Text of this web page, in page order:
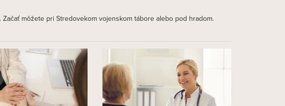
môžete pri Stredovekom vojenskom tábore alebo pod hradom.